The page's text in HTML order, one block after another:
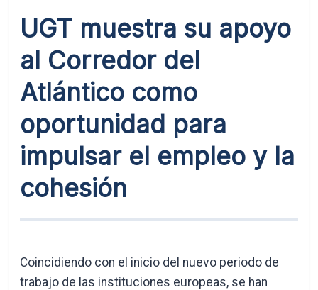
UGT muestra su apoyo
al Corredor del
Atlántico como
oportunidad para
impulsar el empleo y la
cohesión
Coincidiendo con el inicio del nuevo periodo de
trabajo de las instituciones europeas, se han